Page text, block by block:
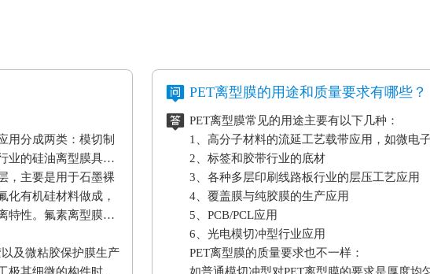
用分成两类：模切制
业的硅油离型膜具备
，主要是用于石墨裸
化有机硅材料做成，
特性。氟素离型膜主
及微粘胶保护膜生产
PET离型膜的用途和质量要求有哪些？
PET离型膜常见的用途主要有以下几种：
1、高分子材料的流延工艺载带应用，如微电
2、标签和胶带行业的底材
3、各种多层印刷线路板行业的层压工艺应用
4、覆盖膜与纯胶膜的生产应用
5、PCB/PCL应用
6、光电模切冲型行业应用
PET离型膜的质量要求也不一样：